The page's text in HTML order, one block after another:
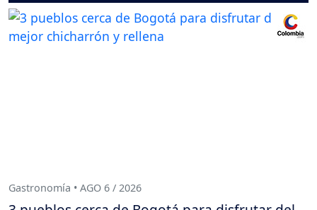
Gastronomía • AGO 6 / 2026